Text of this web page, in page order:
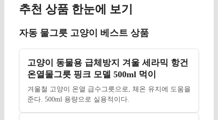
추천 상품 한눈에 보기
자동 물그릇 고양이 베스트 상품
고양이 동물용 급체방지 겨울 세라믹 항건
온열물그릇 핑크 모델 500ml 먹이
겨울철 고양이 온열 급수그릇으로, 체온 유지에 도움을
준다. 500ml 용량으로 실용적이다.